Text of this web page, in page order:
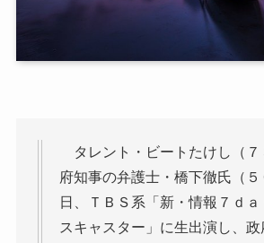
タレント・ビートたけし（７
府知事の弁護士・橋下徹氏（５
日、ＴＢＳ系「新・情報７ｄ
スキャスター」に生出演し、政